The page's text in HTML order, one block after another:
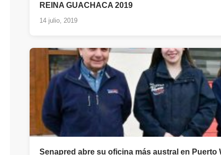
REINA GUACHACA 2019
14 julio, 2019
Senapred abre su oficina más austral en Puerto